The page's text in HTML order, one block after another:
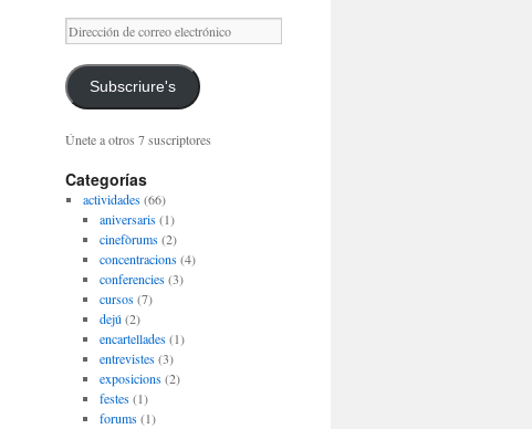
Dirección
de
correo
electrónico
Subscriure's
Únete a otros 7 suscriptores
Categorías
actividades(66)
aniversaris(1)
cinefòrums(2)
concentracions(4)
conferencies(3)
cursos(7)
dejú (2)
encartellades(1)
entrevistes(3)
exposicions(2)
festes(1)
forums(1)